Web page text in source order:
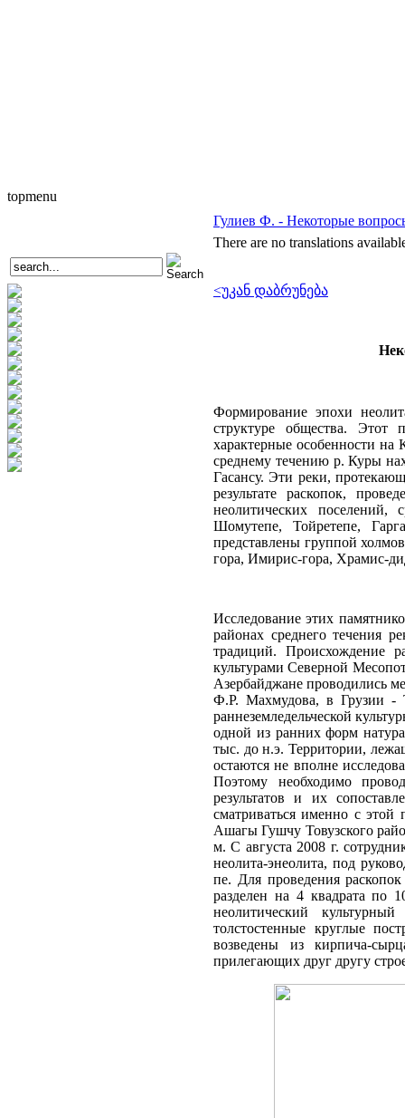
topmenu
Гулиев Ф. - Некоторые
There are no translations
<უკან დაბრუნება
Формирование эпохи
структуре общества. Этот
характерные особенности на
среднему течению р. Куры
Гасансу. Эти реки,
результате раскопок,
неолитических
Шомутепе, Тойретепе,
представлены группой
гора, Имирис-гора, Храмис-
Исследование этих
районах среднего течения
традиций. Происхождение
культурами Северной
Азербайджане проводились
Ф.Р. Махмудова, в Грузии -
раннеземледельческой
одной из ранних форм
тыс. до н.э. Территории,
остаются не вполне
Поэтому необходимо
результатов и их
сматриваться именно с этой
Ашагы Гушчу Товузского
м. С августа 2008 г.
неолита-энеолита, под
пе. Для проведения
разделен на 4 квадрата
неолитический
толстостенные круглые
возведены из кирпича-
прилегающих друг другу